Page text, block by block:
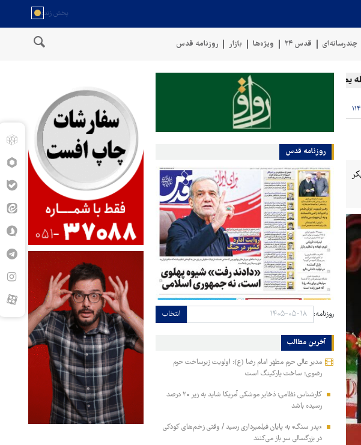
چندرسانه‌ای قدس ۲۴ ویژه‌ها بازار روزنامه قدس
به آرامکو
روزنامه قدس
روزنامه: انتخاب
آخرین مطالب
مدیر عالی حرم مطهر امام رضا (ع): اولویت زیرساخت حرم
رضوی؛ ساخت پارکینگ است
کارشناس نظامی: ذخایر موشکی آمریکا شاید به زیر ۲۰ درصد
رسیده باشد
«پدر سنگ» به پایان فیلمبرداری رسید / وقتی زخم‌های کودکی
در بزرگسالی سر باز می‌کنند